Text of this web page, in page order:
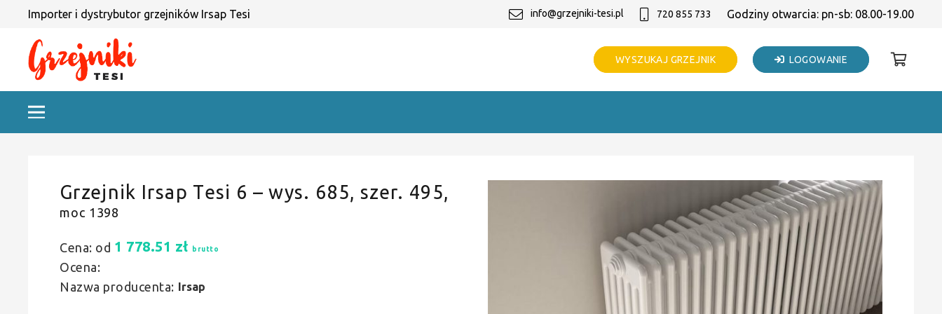
Importer i dystrybutor grzejników Irsap Tesi info@grzejniki-tesi.pl 720 855 733 Godziny otwarcia: pn-sb: 08.00-19.00
WYSZUKAJ GRZEJNIK LOGOWANIE
Grzejnik Irsap Tesi 6 – wys. 685, szer. 495,
moc 1398
Cena: od 1 778.51 zł brutto
Ocena:
Nazwa producenta: Irsap